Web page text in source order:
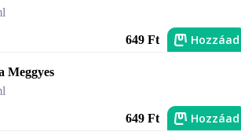
649 Ft Hozzáad
Meggyes
649 Ft Hozzáad